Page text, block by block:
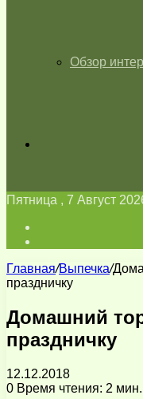
Обзор
Пятница , 7 Август
Главная/Выпечка/
праздничку
Домашний
праздничку
12.12.2018
0 Время чтения: 2 мин.